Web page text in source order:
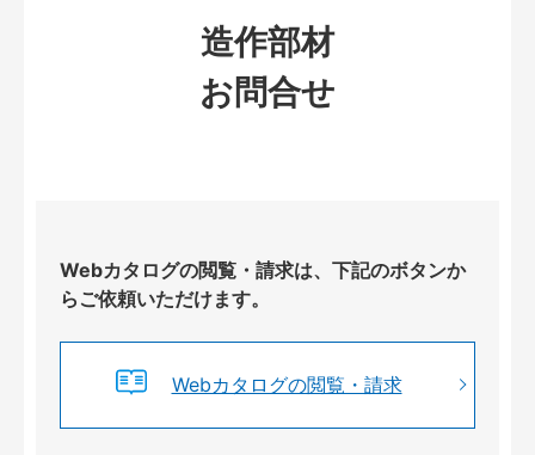
造作部材
お問合せ
Webカタログの閲覧・請求は、下記のボタンか
らご依頼いただけます。
Webカタログの閲覧・請求